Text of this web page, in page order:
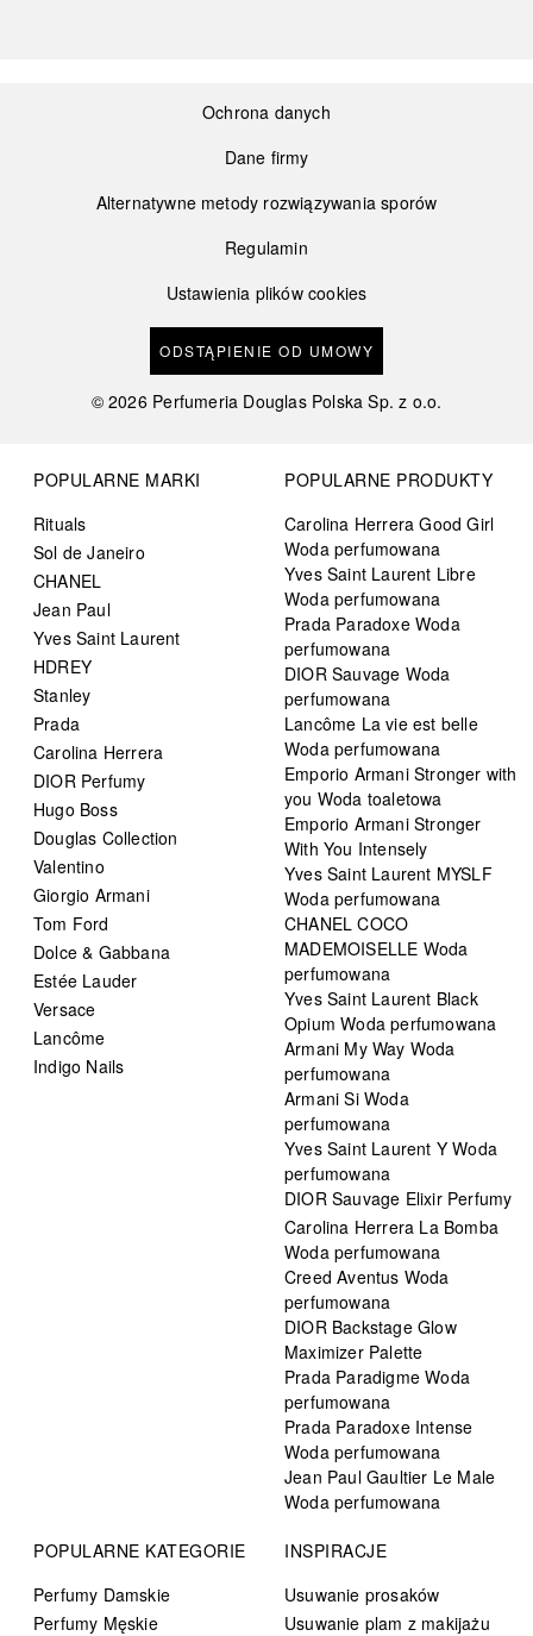
Ochrona danych
Dane firmy
Alternatywne metody rozwiązywania sporów
Regulamin
Ustawienia plików cookies
ODSTĄPIENIE OD UMOWY
©2026 Perfumeria Douglas Polska Sp. z o.o.
POPULARNE MARKI
Rituals
Sol de Janeiro
CHANEL
Jean Paul
Yves Saint Laurent
HDREY
Stanley
Prada
Carolina Herrera
DIOR Perfumy
Hugo Boss
Douglas Collection
Valentino
Giorgio Armani
Tom Ford
Dolce & Gabbana
Estée Lauder
Versace
Lancôme
Indigo Nails
POPULARNE PRODUKTY
Carolina Herrera Good Girl
Woda perfumowana
Yves Saint Laurent Libre
Woda perfumowana
Prada Paradoxe Woda
perfumowana
DIOR Sauvage Woda
perfumowana
Lancôme La vie est belle
Woda perfumowana
Emporio Armani Stronger with
you Woda toaletowa
Emporio Armani Stronger
With You Intensely
Yves Saint Laurent MYSLF
Woda perfumowana
CHANEL COCO
MADEMOISELLE Woda
perfumowana
Yves Saint Laurent Black
Opium Woda perfumowana
Armani My Way Woda
perfumowana
Armani Si Woda
perfumowana
Yves Saint Laurent Y Woda
perfumowana
DIOR Sauvage Elixir Perfumy
Carolina Herrera La Bomba
Woda perfumowana
Creed Aventus Woda
perfumowana
DIOR Backstage Glow
Maximizer Palette
Prada Paradigme Woda
perfumowana
Prada Paradoxe Intense
Woda perfumowana
Jean Paul Gaultier Le Male
Woda perfumowana
POPULARNE KATEGORIE
Perfumy Damskie
Perfumy Męskie
INSPIRACJE
Usuwanie prosaków
Usuwanie plam z makijażu